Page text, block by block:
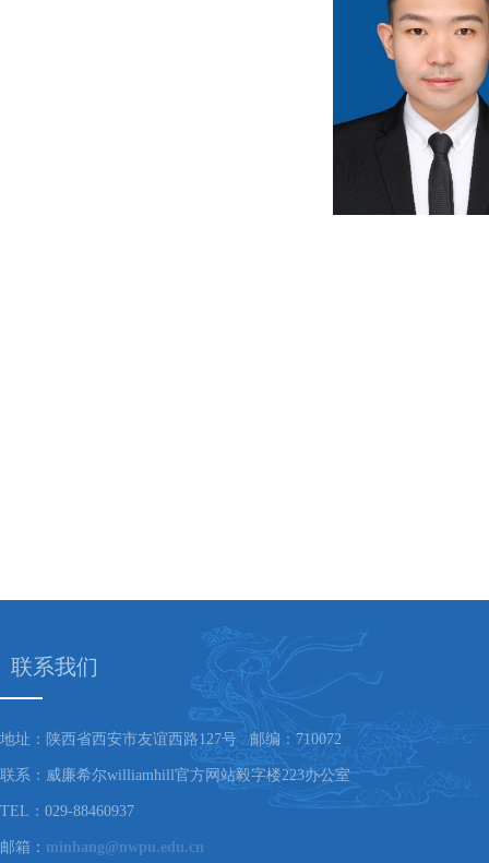
联系我们
地址：陕西省西安市友谊西路127号 邮编：710072
联系：威廉希尔williamhill官方网站毅字楼223办公室
TEL：029-88460937
邮箱： minhang@nwpu.edu.cn